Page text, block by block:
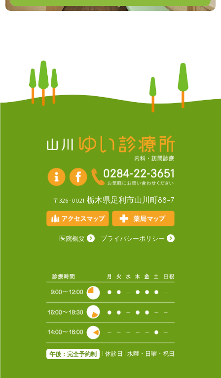
〒326-0021 栃木県足利市山川町88-7
プライバシーポリシー
医院概要
午後：完全予約制 [ 休診日 ] 水曜・日曜・祝日